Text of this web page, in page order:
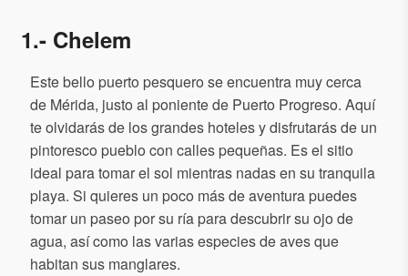
1.- Chelem
Este bello puerto pesquero se encuentra muy cerca
de Mérida, justo al poniente de Puerto Progreso. Aquí
te olvidarás de los grandes hoteles y disfrutarás de un
pintoresco pueblo con calles pequeñas. Es el sitio
ideal para tomar el sol mientras nadas en su tranquila
playa. Si quieres un poco más de aventura puedes
tomar un paseo por su ría para descubrir su ojo de
agua, así como las varias especies de aves que
habitan sus manglares.